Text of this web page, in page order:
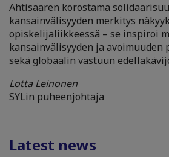
Ahtisaaren korostama
kansainvälisyyden merkitys
opiskelijaliikkeessä – se inspiroi
kansainvälisyyden ja avoimuuden
sekä globaalin vastuun
Lotta Leinonen
SYLin puheenjohtaja
Latest news